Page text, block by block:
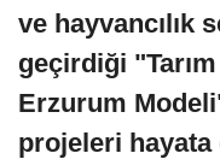
ve hayvancılık
geçirdiği
Erzurum
projeleri